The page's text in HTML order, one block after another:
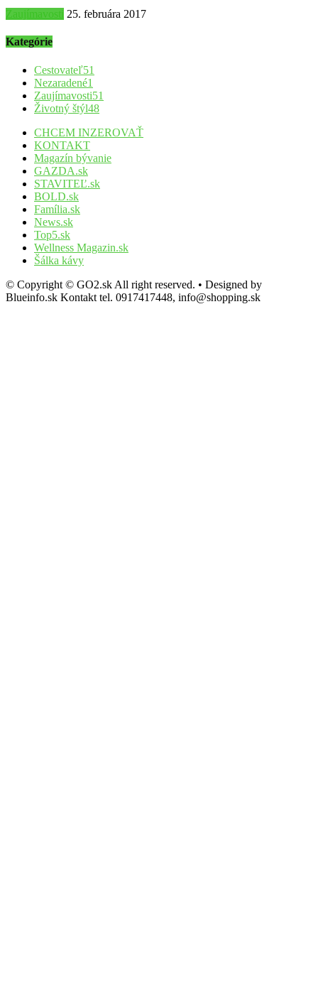
Zaujímavosti 25. februára 2017
Kategórie
Cestovateľ51
Nezaradené1
Zaujímavosti51
Životný štýl48
CHCEM INZEROVAŤ
KONTAKT
Magazín bývanie
GAZDA.sk
STAVITEĽ.sk
BOLD.sk
Família.sk
News.sk
Top5.sk
Wellness Magazin.sk
Šálka kávy
© Copyright © GO2.sk All right reserved. • Designed by
Blueinfo.sk Kontakt tel. 0917417448, info@shopping.sk